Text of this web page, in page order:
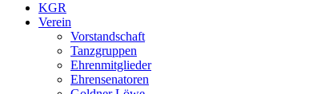
KGR
Verein
Vorstandschaft
Tanzgruppen
Ehrenmitglieder
Ehrensenatoren